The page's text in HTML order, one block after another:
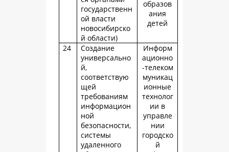
государственн
ой власти
новосибирско
й области)
образов
ания
детей
24
Создание
универсально
й,
соответствую
щей
требованиям
информацион
ной
безопасности,
системы
удаленного
Информ
ационно
-телеком
муникац
ионные
технолог
ии в
управле
нии
городско
й